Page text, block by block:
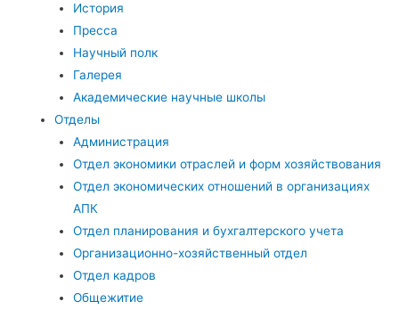
История
Пресса
Научный полк
Галерея
Академические научные школы
Отделы
Администрация
Отдел экономики отраслей и форм хозяйствования
Отдел экономических отношений в организациях
АПК
Отдел планирования и бухгалтерского учета
Организационно-хозяйственный отдел
Отдел кадров
Общежитие